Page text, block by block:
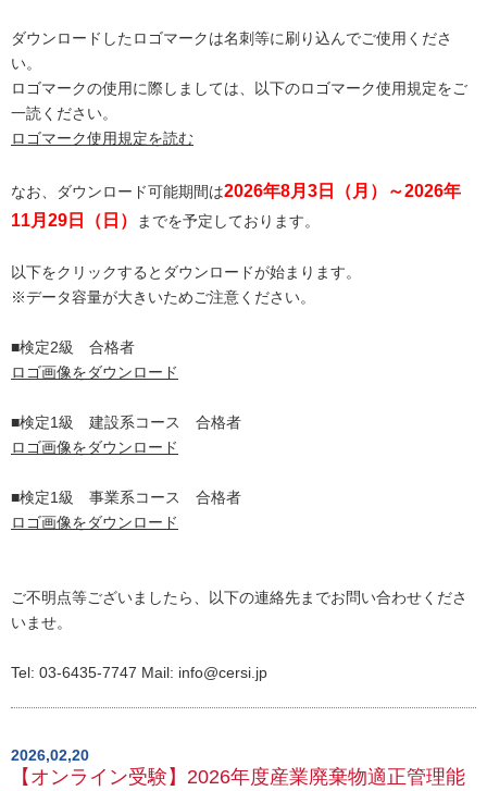
ダウンロードしたロゴマークは名刺等に刷り込んでご使用くださ
い。
ロゴマークの使用に際しましては、以下のロゴマーク使用規定をご
一読ください。
ロゴマーク使用規定を読む
なお、ダウンロード可能期間は2026年8月3日（月）～2026年
11月29日（日）
までを予定しております。
以下をクリックするとダウンロードが始まります。
※データ容量が大きいためご注意ください。
■検定2級 合格者
ロゴ画像をダウンロード
■検定1級 建設系コース 合格者
ロゴ画像をダウンロード
■検定1級 事業系コース 合格者
ロゴ画像をダウンロード
ご不明点等ございましたら、以下の連絡先までお問い合わせくださ
いませ。
Tel: 03-6435-7747 Mail: info@cersi.jp
2026,02,20
【オンライン受験】2026年度産業廃棄物適正管理能